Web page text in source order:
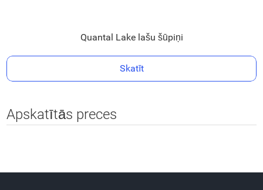
Quantal Lake lašu šūpiņi
Skatīt
Apskatītās preces